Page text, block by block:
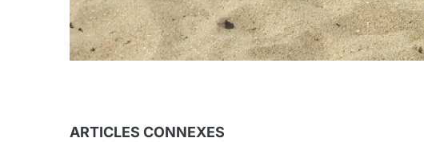
ARTICLES CONNEXES